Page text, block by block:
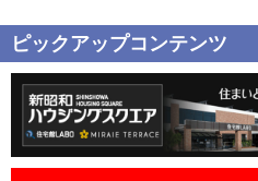
ピックアップコンテンツ